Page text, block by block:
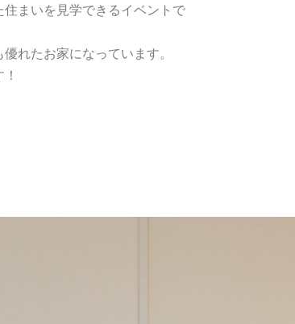
まいを見学できるイベントで
れたお家になっています。